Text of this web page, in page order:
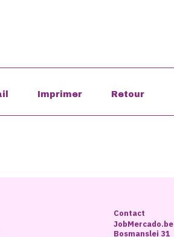
Contact
JobMercado.be
Bosmanslei 31